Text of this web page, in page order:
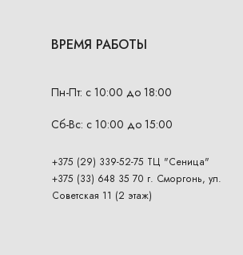
ВРЕМЯ РАБОТЫ
Пн-Пт: с 10:00 до 18:00
Сб-Вс: с 10:00 до 15:00
+375 (29) 339-52-75 ТЦ "Сеница"
+375 (33) 648 35 70 г. Сморгонь, ул.
Советская 11 (2 этаж)